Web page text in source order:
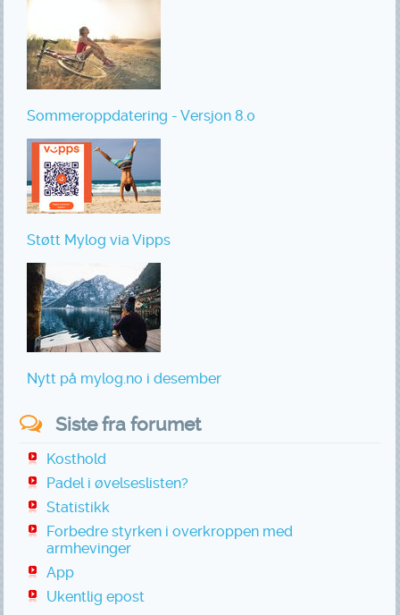
Sommeroppdatering - Versjon 8.0
Støtt Mylog via Vipps
Nytt på mylog.no i desember
Siste fra forumet
Kosthold
Padel i øvelseslisten?
Statistikk
Forbedre styrken i overkroppen med
armhevinger
App
Ukentlig epost